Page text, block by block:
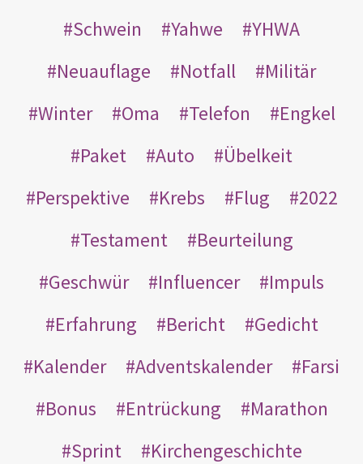
Schwein
Yahwe
YHWA
Neuauflage
Notfall
Militär
Winter
Oma Telefon
Engkel
Paket
Auto
Übelkeit
Perspektive
Krebs Flug
2022
Testament
Beurteilung
Geschwür
Influencer
Impuls
Erfahrung
Bericht
Gedicht
Kalender
Adventskalender
Farsi
Bonus
Entrückung
Marathon
Sprint
Kirchengeschichte